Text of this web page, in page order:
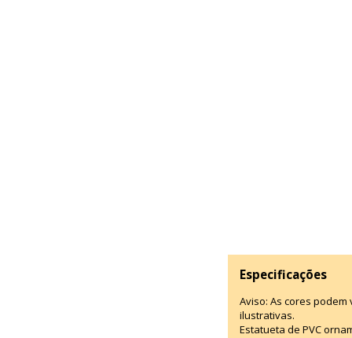
Especificações
Aviso: As cores
ilustrativas.
Estatueta de PVC